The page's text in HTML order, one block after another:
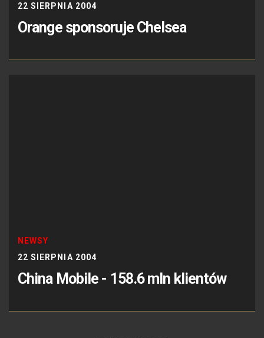
22 SIERPNIA 2004
Orange sponsoruje Chelsea
NEWSY
22 SIERPNIA 2004
China Mobile - 158.6 mln klientów